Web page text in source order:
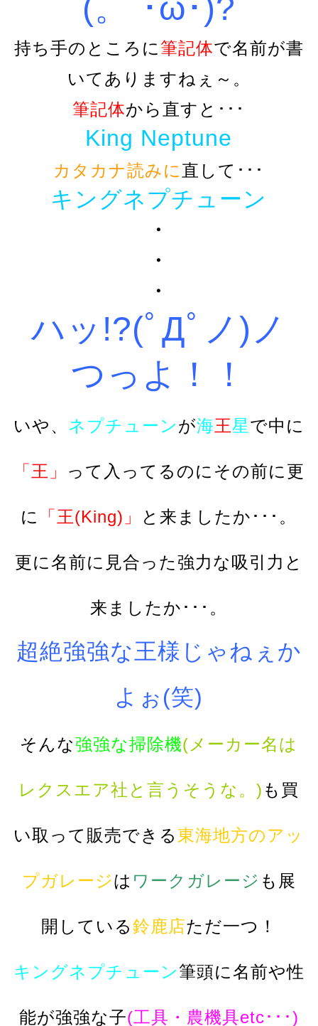
(。´･ω･)?
持ち手のところに 筆記体で名前が書
いてありますねぇ～。
筆記体から直すと･･･
King Neptune
カタカナ読みに 直して･･･
キングネプチューン
・
・
・
ハッ!?(ﾟДﾟノ)ノ
つっよ！！
いや、 ネプチューンが海王星で中に
「王」 って入ってるのにその前に更
に 「王(King)」 と来ましたか･･･。
更に名前に見合った強力な吸引力と
来ましたか･･･。
超絶強強な王様じゃねぇか
よぉ(笑)
そんな強強な掃除機(メーカー名は
レクスエア社と言うそうな。) も買
い取って販売できる 東海地方のアッ
プガレージは ワークガレージ も展
開している鈴鹿店ただ一つ！
キングネプチューン筆頭に名前や性
能が強強な子(工具・農機具etc･･･)